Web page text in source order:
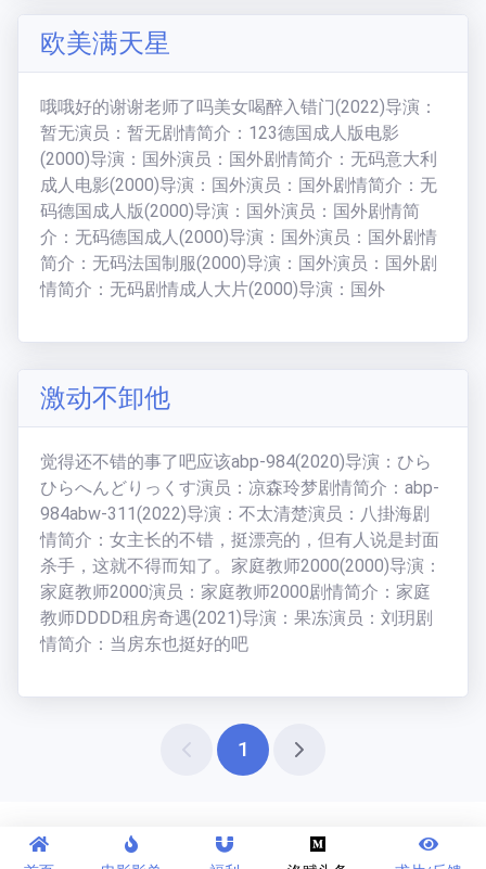
欧美满天星
哦哦好的谢谢老师了吗美女喝醉入错门(2022)导演：
暂无演员：暂无剧情简介：123德国成人版电影
(2000)导演：国外演员：国外剧情简介：无码意大利
成人电影(2000)导演：国外演员：国外剧情简介：无
码德国成人版(2000)导演：国外演员：国外剧情简
介：无码德国成人(2000)导演：国外演员：国外剧情
简介：无码法国制服(2000)导演：国外演员：国外剧
情简介：无码剧情成人大片(2000)导演：国外
激动不卸他
觉得还不错的事了吧应该abp-984(2020)导演：ひら
ひらへんどりっくす演员：凉森玲梦剧情简介：abp-
984abw-311(2022)导演：不太清楚演员：八掛海剧
情简介：女主长的不错，挺漂亮的，但有人说是封面
杀手，这就不得而知了。家庭教师2000(2000)导演：
家庭教师2000演员：家庭教师2000剧情简介：家庭
教师DDDD租房奇遇(2021)导演：果冻演员：刘玥剧
情简介：当房东也挺好的吧
1
Copyright © 洛可可ACG社区 2021 静态页存档